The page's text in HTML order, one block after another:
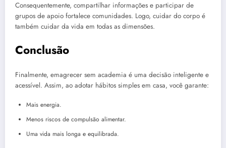
Consequentemente, compartilhar informações e participar de
grupos de apoio fortalece comunidades. Logo, cuidar do corpo é
também cuidar da vida em todas as dimensões.
Conclusão
Finalmente, emagrecer sem academia é uma decisão inteligente e
acessível. Assim, ao adotar hábitos simples em casa, você garante:
Mais energia.
Menos riscos de compulsão alimentar.
Uma vida mais longa e equilibrada.